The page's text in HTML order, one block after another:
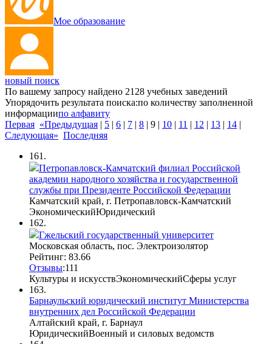
Мое образование
новый поиск
По вашему запросу найдено 2128 учебных заведений
Упорядочить результата поиска:по количеству заполненной
информациипо алфавиту
Первая «Предыдущая | 5 | 6 | 7 | 8 | 9 | 10 | 11 | 12 | 13 | 14 |
Следующая» Последняя
161.
Петропавловск-Камчатский филиал Российской
академии народного хозяйства и государственной
службы при Президенте Российской Федерации
Камчатский край, г. Петропавловск-Камчатский
ЭкономическийЮридический
162.
Гжельский государственный университет
Московская область, пос. Электроизолятор
Рейтинг: 83.66
Отзывы:111
Культуры и искусствЭкономическийСферы услуг
163.
Барнаульский юридический институт Министерства
внутренних дел Российской Федерации
Алтайский край, г. Барнаул
ЮридическийВоенный и силовых ведомств